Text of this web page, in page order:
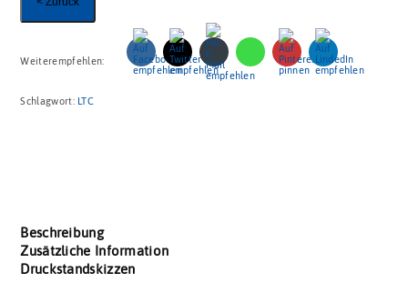
Weiterempfehlen:
Schlagwort: LTC
Beschreibung
Zusätzliche Information
Druckstandskizzen